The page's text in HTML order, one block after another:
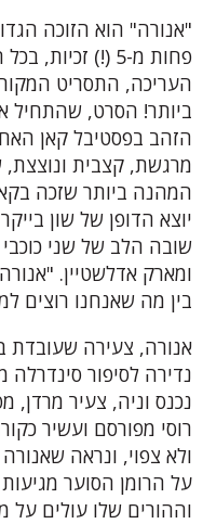
פחות מ-5 (!)
העריכה, התסריט
ביותר! הסרט, שהתחיל
הזהב בפסטיבל קאן
מרגשת, קצבית ונוצצת,
המהנה ביותר שזכה
יוצא הדופן של שון
שובה הלב של שני כוכבי
ומארק אדלשטיין.
בין מה שאנחנו רוצים
אנורה, צעירה שעובדת
נדירה לסיפור
נכנס וניה, צעיר מרדן,
רוסי מפורסם ועשיר
ולא צפוי, ונראה
על הרומן הסוער
וההורים שלו עולים על